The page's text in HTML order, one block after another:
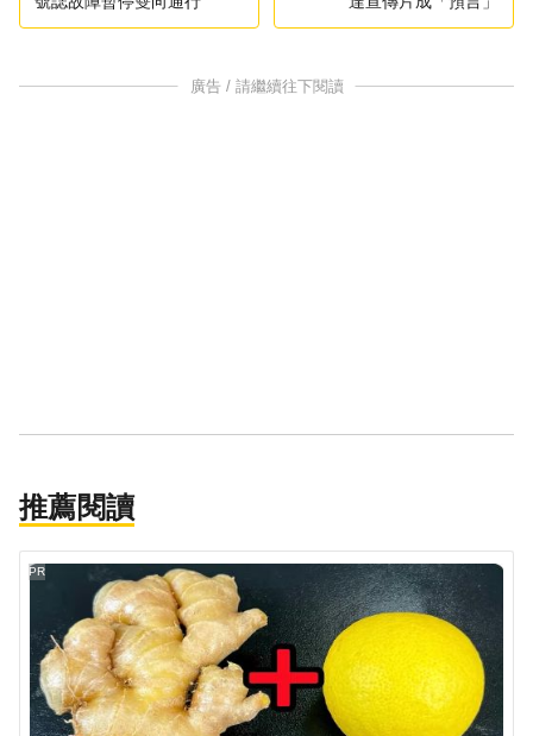
廣告 / 請繼續往下閱讀
推薦閱讀
PR